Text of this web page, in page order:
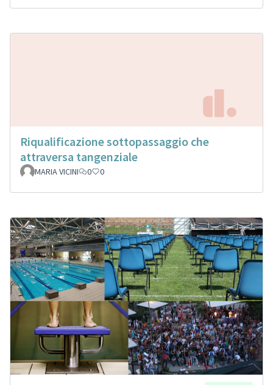
Riqualificazione sottopassaggio che
attraversa tangenziale
MARIA VICINI 0 0